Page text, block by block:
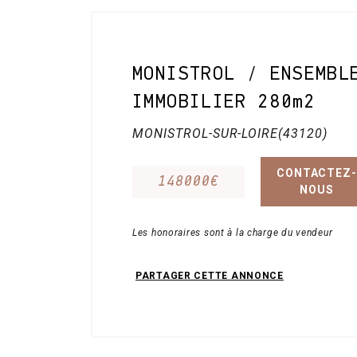
MONISTROL /
IMMOBILIER 280m2
MONISTROL-SUR-LOIRE(43120)
148000€
CONTACTEZ-
NOUS
Les honoraires sont à la charge du vendeur
Contact